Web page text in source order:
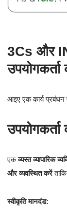
3Cs और
उपयोगकर्ता
आइए एक कार्य प्रबंधन
उपयोगकर्ता
एकव्यस्त व्यापारिक
और व्यवस्थित करें
स्वीकृति मानदंड: